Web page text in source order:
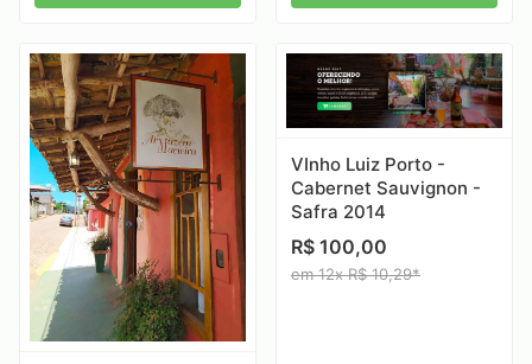
VInho Luiz Porto -
Cabernet Sauvignon -
Safra 2014
R$ 100,00
em 12x R$ 10,29*